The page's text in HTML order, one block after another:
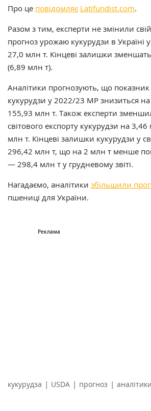
Про це повідомляє Latifundist.com.
Разом з тим, експерти не змінили
прогноз урожаю кукурудзи в
27,0 млн т. Кінцеві залишки
(6,89 млн т).
Аналітики прогнозують, що
кукурудзи у 2022/23 МР знизиться
155,93 млн т. Також експерти
світового експорту кукурудзи на
млн т. Кінцеві залишки кукурудзи у
296,42 млн т, що на 2 млн т менше
— 298,4 млн т у грудневому звіті.
Нагадаємо, аналітики збільшили
пшениці для України.
кукурудза | USDA | прогноз | аналітики